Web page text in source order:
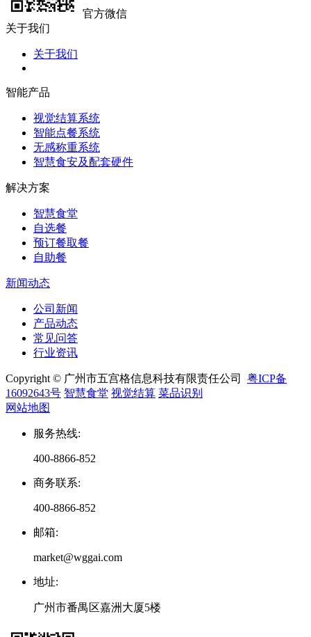
官方微信
关于我们
关于我们
智能产品
视觉结算系统
智能点餐系统
无感称重系统
智慧食安及配套硬件
解决方案
智慧食堂
自选餐
预订餐取餐
自助餐
新闻动态
公司新闻
产品动态
常见问答
行业资讯
Copyright © 广州市五宫格信息科技有限责任公司 粤ICP备
16092643号 智慧食堂 视觉结算 菜品识别
网站地图
服务热线:
400-8866-852
商务联系:
400-8866-852
邮箱:
market@wggai.com
地址:
广州市番禺区嘉洲大厦5楼